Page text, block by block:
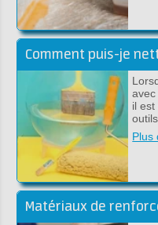
Comment puis-je
avec
il
Plus